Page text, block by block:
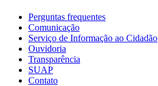
Perguntas frequentes
Comunicação
Serviço de Informação ao Cidadão
Ouvidoria
Transparência
SUAP
Contato